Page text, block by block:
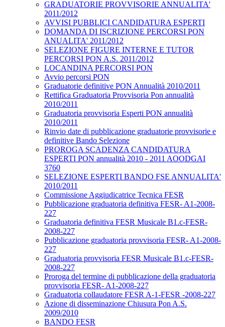
GRADUATORIE PROVVISORIE ANNUALITA'
2011/2012
AVVISI PUBBLICI CANDIDATURA ESPERTI
DOMANDA DI ISCRIZIONE PERCORSI PON
ANUALITA' 2011/2012
SELEZIONE FIGURE INTERNE E TUTOR
PERCORSI PON A.S. 2011/2012
LOCANDINA PERCORSI PON
Avvio percorsi PON
Graduatorie definitive PON Annualità 2010/2011
Rettifica Graduatoria Provvisoria Pon annualità
2010/2011
Graduatoria provvisoria Esperti PON annualità
2010/2011
Rinvio date di pubblicazione graduatorie provvisorie e
definitive Bando Selezione
PROROGA SCADENZA CANDIDATURA
ESPERTI PON annualità 2010 - 2011 AOODGAI
3760
SELEZIONE ESPERTI BANDO FSE ANNUALITA'
2010/2011
Commissione Aggiudicatrice Tecnica FESR
Pubblicazione graduatoria definitiva FESR- A1-2008-
227
Graduatoria definitiva FESR Musicale B1.c-FESR-
2008-227
Pubblicazione graduatoria provvisoria FESR- A1-2008-
227
Graduatoria provvisoria FESR Musicale B1.c-FESR-
2008-227
Proroga del termine di pubblicazione della graduatoria
provvisoria FESR- A1-2008-227
Graduatoria collaudatore FESR A-1-FESR -2008-227
Azione di disseminazione Chiusura Pon A.S.
2009/2010
BANDO FESR